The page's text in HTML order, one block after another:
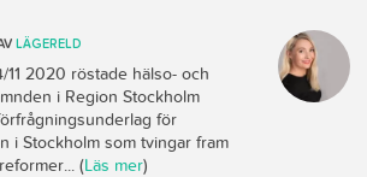
LÄGERELD
11 2020 röstade hälso- och
i Region Stockholm
för
i Stockholm som tvingar fram
(Läs mer)